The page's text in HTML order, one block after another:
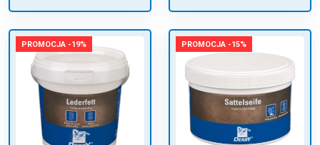
PROMOCJA -19% PROMOCJA -15%